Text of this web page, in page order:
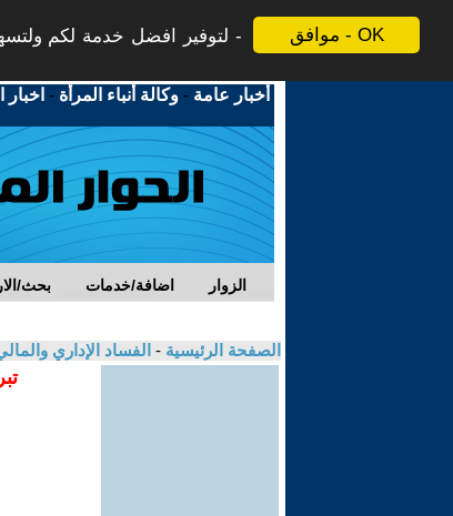
موافق - OK
لتوفير افضل خدمة لكم
أخبار عامة -وكالة أنباء المرأة -
بحث/ اضافة/خدمات الزوار
الصفحة الرئيسية - الفساد الإداري